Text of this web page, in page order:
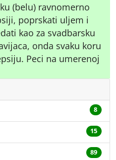
(belu) ravnomerno
poprskati uljem i
kao za svadbarsku
onda svaku koru
Peci na umerenoj
8
15
89